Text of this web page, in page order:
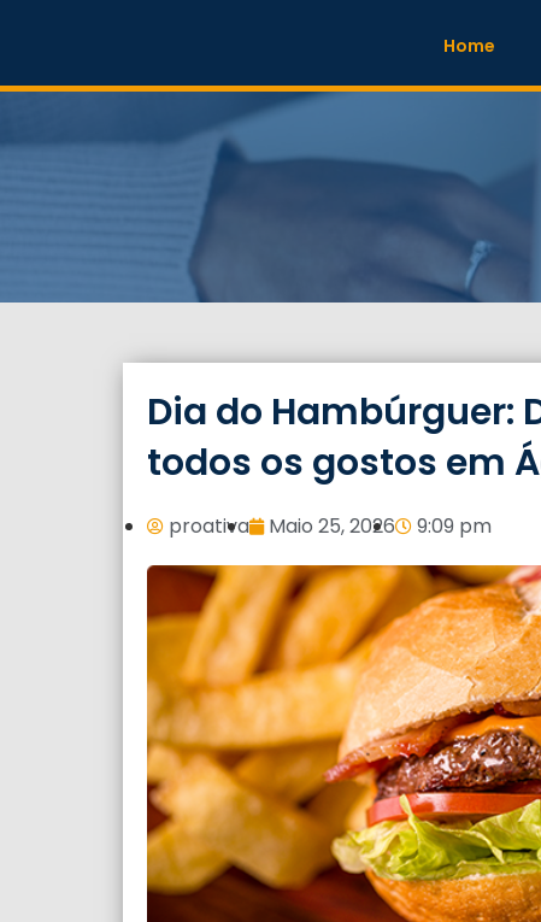
Home
Dia do Hambúrguer:
todos os gostos em
proativa Maio 25, 2026 9:09 pm